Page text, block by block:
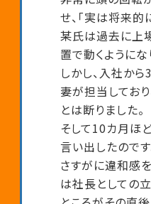
せ、「実は将来的
某氏は過去に上
置で動くようにな
しかし、入社か
妻が担当してお
とは断りました。
そして10カ月ほ
言い出したのです
さすがに違和感
は社長としての